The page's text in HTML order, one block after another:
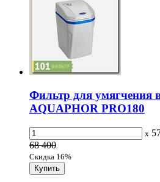
Фильтр для умягчения
AQUAPHOR PRO180
x
68 400
Скидка 16%